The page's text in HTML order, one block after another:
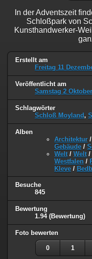
In der Adventszeit
Schloßpark von
Kunsthandwerker-
Erstellt am
Freitag 11
Veröffentlicht am
Samstag 2
Schlagwörter
Schloß Moyland,
Alben
Architektur /
Gebäude /
Welt / Welt /
Westfalen /
Kleve /
Besuche
845
Bewertung
1.94 (Bewertung)
Foto bewerten
0 1